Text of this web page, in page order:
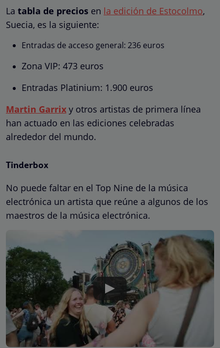
La tabla de precios en la edición de Estocolmo,
Suecia, es la siguiente:
Entradas de acceso general: 236 euros
Zona VIP: 473 euros
Entradas Platinium: 1.900 euros
Martin Garrix y otros artistas de primera línea
han actuado en las ediciones celebradas
alrededor del mundo.
Tinderbox
No puede faltar en el Top Nine de la música
electrónica un artista que reúne a algunos de los
maestros de la música electrónica.